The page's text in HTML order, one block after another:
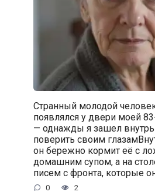
Странный молодой
появлялся у двери моей
— однажды я зашел
поверить своим
он бережно кормит её с
домашним супом, а на
писем с фронта, которые
0 2